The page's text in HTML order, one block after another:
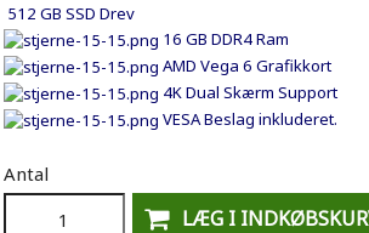
512 GB SSD Drev
16 GB DDR4 Ram
AMD Vega 6 Grafikkort
4K Dual Skærm Support
VESA Beslag inkluderet.
Antal
LÆG I